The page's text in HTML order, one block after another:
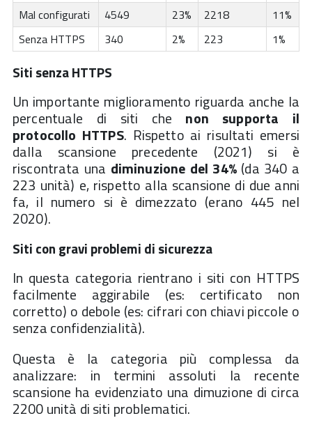
Mal configurati
4549 23% 2218
11%
Senza HTTPS
340 2% 223 1%
Siti senza HTTPS
Un importante miglioramento riguarda anche la
percentuale di siti che non supporta il
protocollo HTTPS. Rispetto ai risultati emersi
dalla scansione precedente (2021) si è
riscontrata una diminuzione del 34%(da 340 a
223 unità) e, rispetto alla scansione di due anni
fa, il numero si è dimezzato (erano 445 nel
2020).
Siti con gravi problemi di sicurezza
In questa categoria rientrano i siti con HTTPS
facilmente aggirabile (es: certificato non
corretto) o debole (es: cifrari con chiavi piccole o
senza confidenzialità).
Questa è la categoria più complessa da
analizzare: in termini assoluti la recente
scansione ha evidenziato una dimuzione di circa
2200 unità di siti problematici.